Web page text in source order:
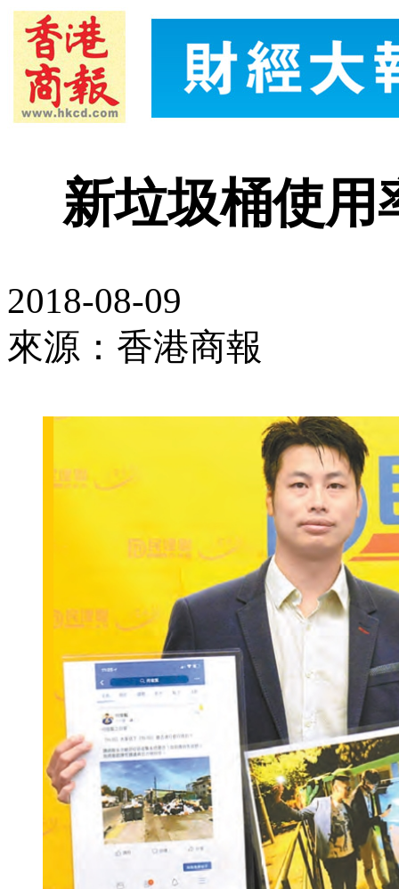
新垃圾桶使用
2018-08-09
來源：香港商報